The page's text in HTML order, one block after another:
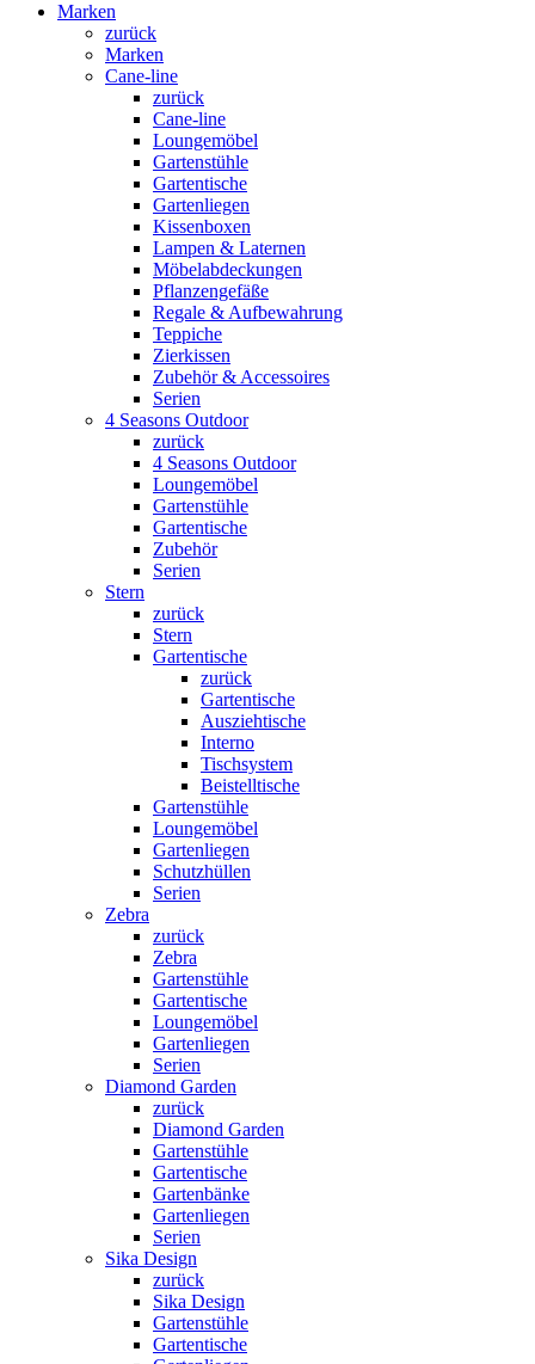
Marken
zurück
Marken
Cane-line
zurück
Cane-line
Loungemöbel
Gartenstühle
Gartentische
Gartenliegen
Kissenboxen
Lampen & Laternen
Möbelabdeckungen
Pflanzengefäße
Regale & Aufbewahrung
Teppiche
Zierkissen
Zubehör & Accessoires
Serien
4 Seasons Outdoor
zurück
4 Seasons Outdoor
Loungemöbel
Gartenstühle
Gartentische
Zubehör
Serien
Stern
zurück
Stern
Gartentische
zurück
Gartentische
Ausziehtische
Interno
Tischsystem
Beistelltische
Gartenstühle
Loungemöbel
Gartenliegen
Schutzhüllen
Serien
Zebra
zurück
Zebra
Gartenstühle
Gartentische
Loungemöbel
Gartenliegen
Serien
Diamond Garden
zurück
Diamond Garden
Gartenstühle
Gartentische
Gartenbänke
Gartenliegen
Serien
Sika Design
zurück
Sika Design
Gartenstühle
Gartentische